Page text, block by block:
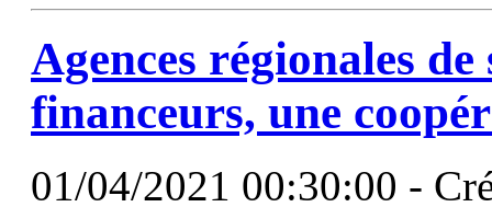
Agences régionales de
financeurs, une
01/04/2021 00:30:00 -